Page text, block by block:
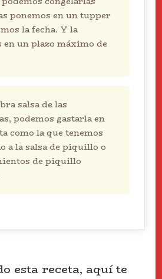
ponemos en un tupper
la fecha. Y la
en un plazo máximo de
salsa de las
podemos gastarla en
como la que tenemos
a la salsa de piquillo o
de piquillo
esta receta, aquí te